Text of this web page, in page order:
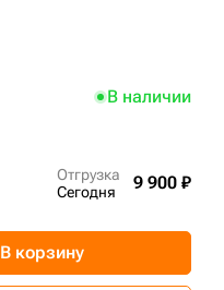
В наличии
Отгрузка
Сегодня
9 900 ₽
В корзину